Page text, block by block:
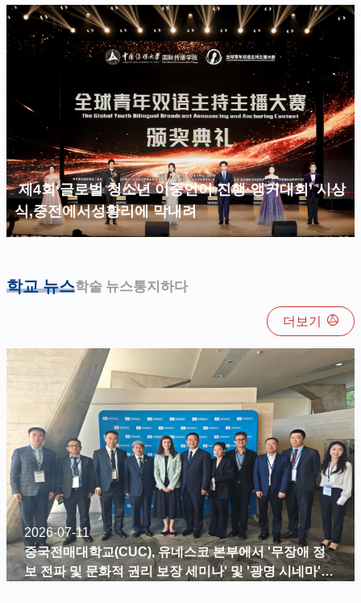
​ 제4회‘글로벌 청소년 이중언어 진행·앵커대회’ 시상
식,중전에서성황리에 막내려
학교 뉴스학술 뉴스통지하다
더보기
2026-07-11
중국전매대학교(CUC), 유네스코 본부에서 '무장애 정
보 전파 및 문화적 권리 보장 세미나' 및 '광명 시네마'